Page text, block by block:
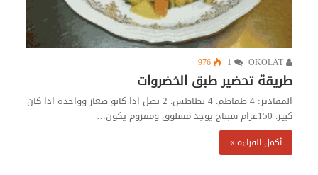
976
طريقة تحضير طبق الخضروات
المقادير: 4 طماطم. 4 بطاطس. 2 بصل اذا كانو صغار وواحدة اذا كان
كبير. 150غرام سبناخ يوجد مسلوق ومفروم يكون…
أكمل القراءة »